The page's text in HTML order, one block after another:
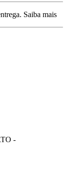
Saiba mais
-